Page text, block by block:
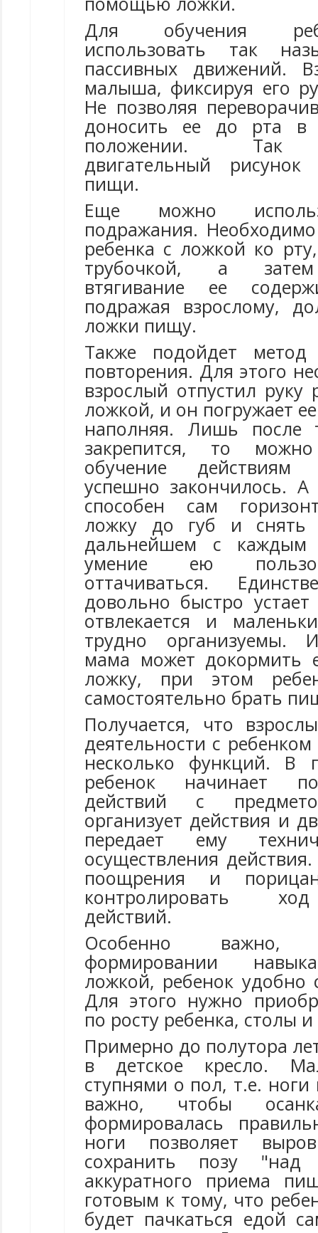
Для обучения
использовать так
пассивных движений.
малыша, фиксируя его
Не позволяя
доносить ее до рта в
положении. Так
двигательный
пищи.
Еще можно
подражания.
ребенка с ложкой ко
трубочкой, а
втягивание ее
подражая взрослому,
ложки пищу.
Также подойдет метод
повторения. Для этого
взрослый отпустил руку
ложкой, и он погружает
наполняя. Лишь после
закрепится, то
обучение
успешно закончилось.
способен сам
ложку до губ и
дальнейшем с
умение ею
оттачиваться.
довольно быстро
отвлекается и
трудно организуемы.
мама может докормить
ложку, при этом
самостоятельно брать
Получается, что
деятельности с
несколько функций. В
ребенок начинает
действий с
организует действия и
передает ему
осуществления
поощрения и
контролировать
действий.
Особенно
формировании
ложкой, ребенок удобно
Для этого нужно
по росту ребенка, столы и
Примерно до полутора
в детское кресло.
ступнями о пол, т.е.
важно, чтобы
формировалась
ноги позволяет
сохранить позу "над
аккуратного приема
готовым к тому, что
будет пачкаться едой